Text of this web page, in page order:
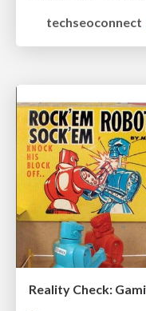
techseoconnect
Reality Check: